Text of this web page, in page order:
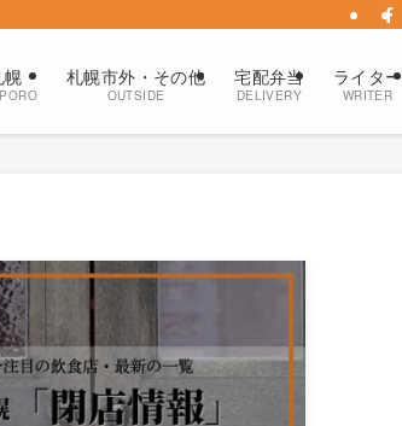
幌 札幌市外・その他
OUTSIDE
宅配弁当
DELIVERY
ライター
WRITER